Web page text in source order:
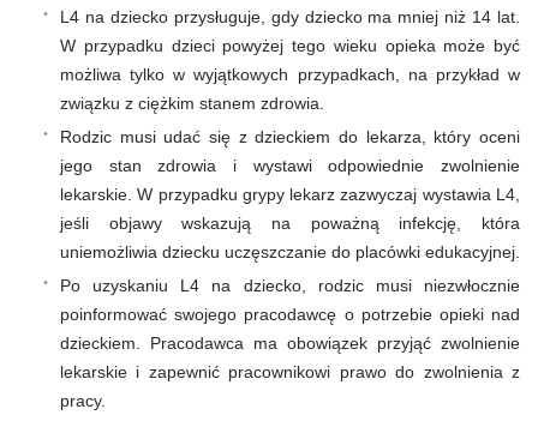
L4 na dziecko przysługuje, gdy dziecko ma mniej niż 14 lat.
W przypadku dzieci powyżej tego wieku opieka może być
możliwa tylko w wyjątkowych przypadkach, na przykład w
związku z ciężkim stanem zdrowia.
Rodzic musi udać się z dzieckiem do lekarza, który oceni
jego stan zdrowia i wystawi odpowiednie zwolnienie
lekarskie. W przypadku grypy lekarz zazwyczaj wystawia L4,
jeśli objawy wskazują na poważną infekcję, która
uniemożliwia dziecku uczęszczanie do placówki edukacyjnej.
Po uzyskaniu L4 na dziecko, rodzic musi niezwłocznie
poinformować swojego pracodawcę o potrzebie opieki nad
dzieckiem. Pracodawca ma obowiązek przyjąć zwolnienie
lekarskie i zapewnić pracownikowi prawo do zwolnienia z
pracy.